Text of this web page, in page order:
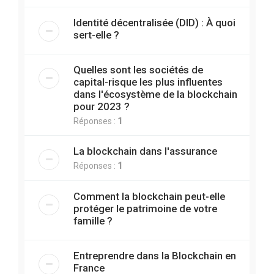
Identité décentralisée (DID) : À quoi
sert-elle ?
Quelles sont les sociétés de
capital-risque les plus influentes
dans l'écosystème de la blockchain
pour 2023 ?
Réponses : 1
La blockchain dans l'assurance
Réponses : 1
Comment la blockchain peut-elle
protéger le patrimoine de votre
famille ?
Entreprendre dans la Blockchain en
France